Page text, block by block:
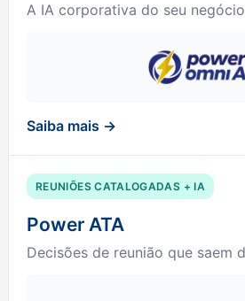
A IA corporativa do seu negócio
Saiba mais →
REUNIÕES CATALOGADAS + IA
Power ATA
Decisões de reunião que saem